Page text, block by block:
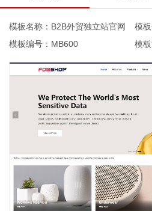
模板名称：B2B外贸独立站官网
模
模板编号：MB600
模板